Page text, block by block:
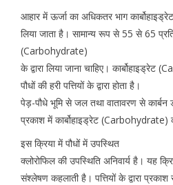
आहार में ऊर्जा का अधिकतर भाग
लिया जाता है। सामान्य रूप से 55 से 65
(Carbohydrate)
के द्वारा लिया जाना चाहिए। कार्बोहाइड्रेट
पौधों की हरी पत्तियों के द्वारा होता है।
पेड़-पौधे भूमि से जल तथा वातावरण से
प्रकाश में कार्बोहाइड्रेट (Carbohydrate)
इस क्रिया में पौधों में उपस्थित
क्लोरोफिल की उपस्थिति अनिवार्य है। यह
संश्लेषण कहलाती है। पत्तियों के द्वारा